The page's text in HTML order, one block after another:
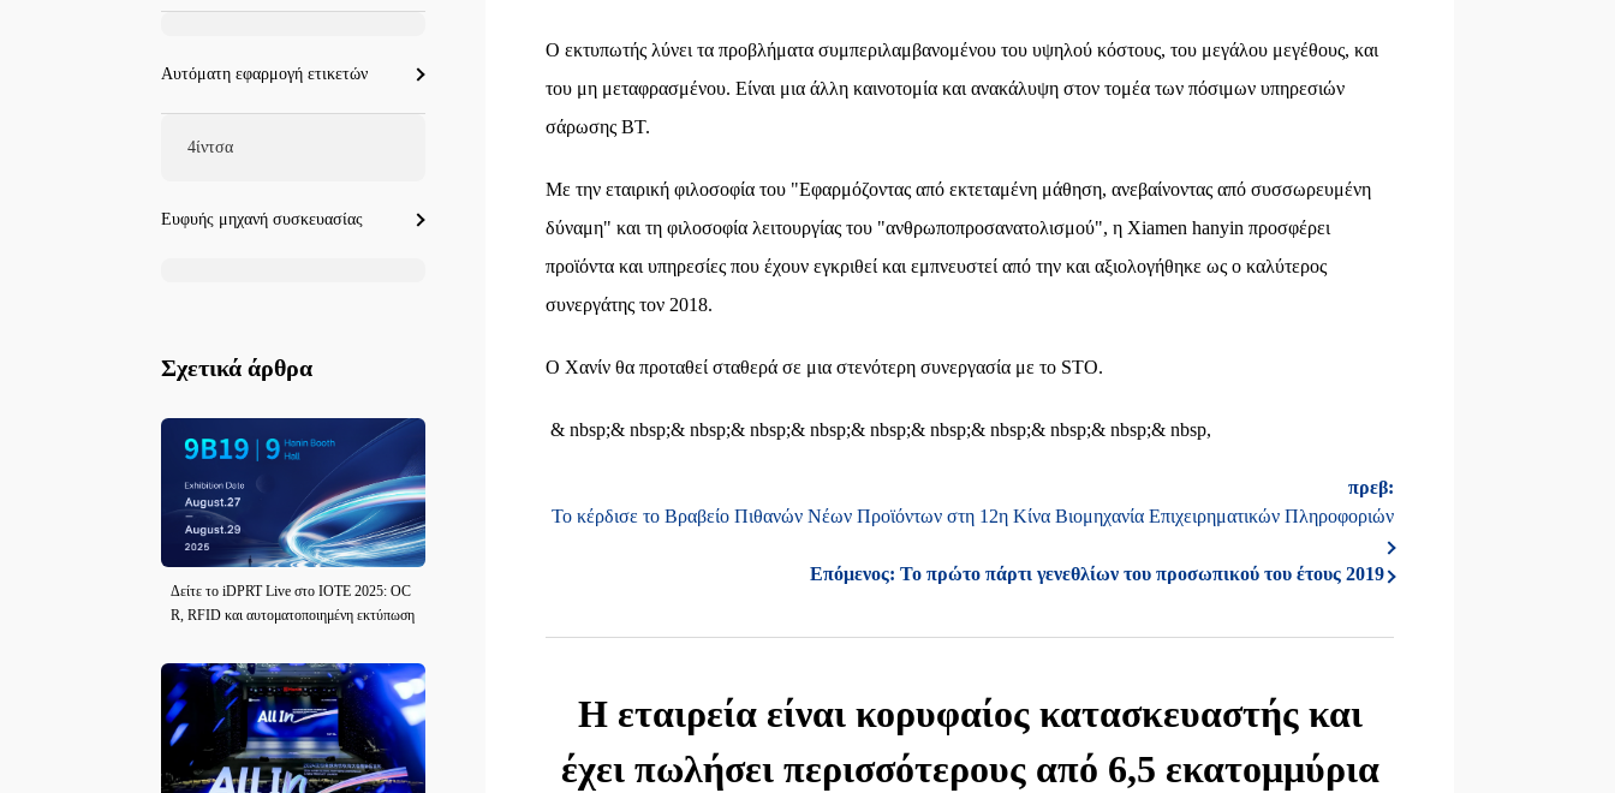
Ο εκτυπωτής λύνει τα προβλήματα συμπεριλαμβανομένου του υψηλού κόστους, του μεγάλου μεγέθους, και
του μη μεταφρασμένου. Είναι μια άλλη καινοτομία και ανακάλυψη στον τομέα των πόσιμων υπηρεσιών
σάρωσης ΒΤ.
Με την εταιρική φιλοσοφία του "Εφαρμόζοντας από εκτεταμένη μάθηση, ανεβαίνοντας από συσσωρευμένη
δύναμη" και τη φιλοσοφία λειτουργίας του "ανθρωποπροσανατολισμού", η Xiamen hanyin προσφέρει
προϊόντα και υπηρεσίες που έχουν εγκριθεί και εμπνευστεί από την και αξιολογήθηκε ως ο καλύτερος
συνεργάτης τον 2018.
Ο Χανίν θα προταθεί σταθερά σε μια στενότερη συνεργασία με το STO.
& nbsp;& nbsp;& nbsp;& nbsp;& nbsp;& nbsp;& nbsp;& nbsp;& nbsp;& nbsp;& nbsp,
πρεβ:
Το κέρδισε το Βραβείο Πιθανών Νέων Προϊόντων στη 12η Κίνα Βιομηχανία Επιχειρηματικών Πληροφοριών
Επόμενος: Το πρώτο πάρτι γενεθλίων του προσωπικού του έτους 2019
Η εταιρεία είναι κορυφαίος κατασκευαστής και
έχει πωλήσει περισσότερους από 6,5 εκατομμύρια
Αυτόματη εφαρμογή ετικετών
4ίντσα
Ευφυής μηχανή συσκευασίας
Σχετικά άρθρα
Δείτε το iDPRT Live στο IOTE 2025: OC
R, RFID και αυτοματοποιημένη εκτύπωση